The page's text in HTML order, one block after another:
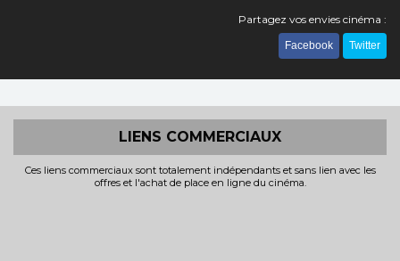
Partagez vos envies cinéma :
Facebook Twitter
LIENS COMMERCIAUX
Ces liens commerciaux sont totalement indépendants et sans lien avec les
offres et l'achat de place en ligne du cinéma.